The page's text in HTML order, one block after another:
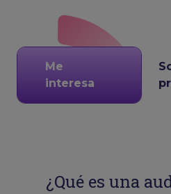
Me
interesa
¿Qué es una